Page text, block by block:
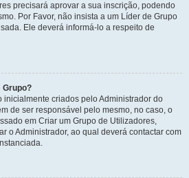
precisará aprovar a sua inscrição, podendo
Por Favor, não insista a um Líder de Grupo
Ele deverá informá-lo a respeito de
Grupo?
inicialmente criados pelo Administrador do
de ser responsável pelo mesmo, no caso, o
em Criar um Grupo de Utilizadores,
o Administrador, ao qual deverá contactar com